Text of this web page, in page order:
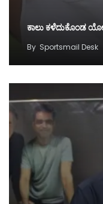
ಕಾಲು ಕಳೆದುಕೊಂಡ
By Sportsmail Desk